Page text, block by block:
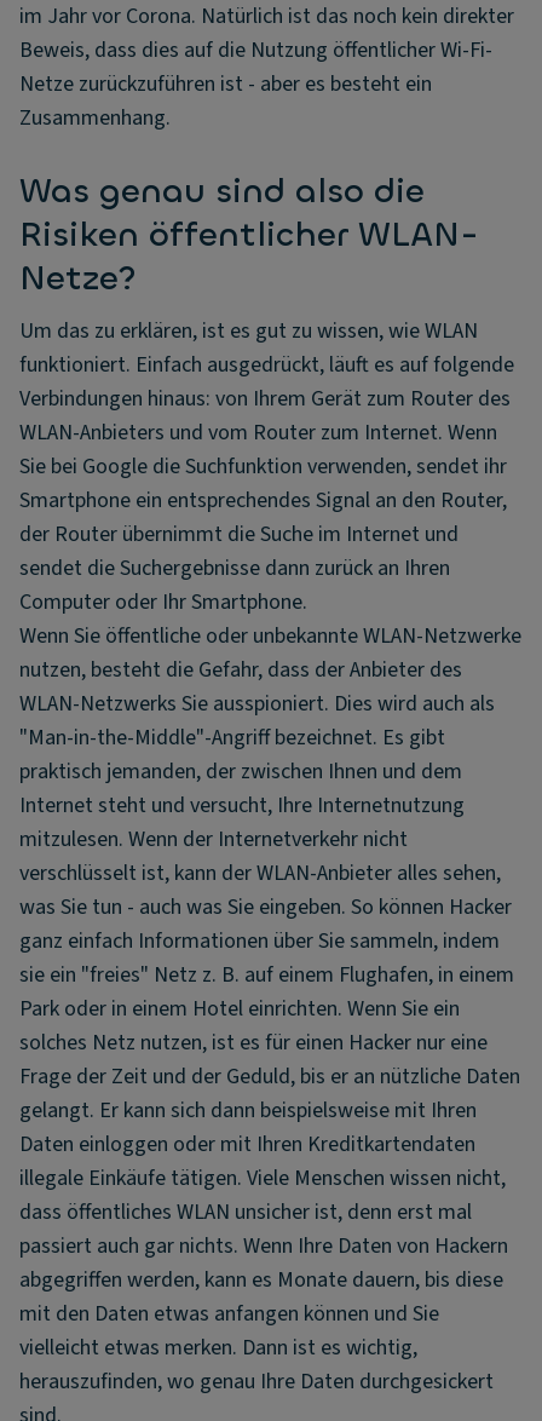
im Jahr vor Corona. Natürlich ist das noch kein direkter
Beweis, dass dies auf die Nutzung öffentlicher Wi-Fi-
Netze zurückzuführen ist - aber es besteht ein
Zusammenhang.
Was genau sind also die
Risiken öffentlicher WLAN-
Netze?
Um das zu erklären, ist es gut zu wissen, wie WLAN
funktioniert. Einfach ausgedrückt, läuft es auf folgende
Verbindungen hinaus: von Ihrem Gerät zum Router des
WLAN-Anbieters und vom Router zum Internet. Wenn
Sie bei Google die Suchfunktion verwenden, sendet ihr
Smartphone ein entsprechendes Signal an den Router,
der Router übernimmt die Suche im Internet und
sendet die Suchergebnisse dann zurück an Ihren
Computer oder Ihr Smartphone.
Wenn Sie öffentliche oder unbekannte WLAN-Netzwerke
nutzen, besteht die Gefahr, dass der Anbieter des
WLAN-Netzwerks Sie ausspioniert. Dies wird auch als
"Man-in-the-Middle"-Angriff bezeichnet. Es gibt
praktisch jemanden, der zwischen Ihnen und dem
Internet steht und versucht, Ihre Internetnutzung
mitzulesen. Wenn der Internetverkehr nicht
verschlüsselt ist, kann der WLAN-Anbieter alles sehen,
was Sie tun - auch was Sie eingeben. So können Hacker
ganz einfach Informationen über Sie sammeln, indem
sie ein "freies" Netz z. B. auf einem Flughafen, in einem
Park oder in einem Hotel einrichten. Wenn Sie ein
solches Netz nutzen, ist es für einen Hacker nur eine
Frage der Zeit und der Geduld, bis er an nützliche Daten
gelangt. Er kann sich dann beispielsweise mit Ihren
Daten einloggen oder mit Ihren Kreditkartendaten
illegale Einkäufe tätigen. Viele Menschen wissen nicht,
dass öffentliches WLAN unsicher ist, denn erst mal
passiert auch gar nichts. Wenn Ihre Daten von Hackern
abgegriffen werden, kann es Monate dauern, bis diese
mit den Daten etwas anfangen können und Sie
vielleicht etwas merken. Dann ist es wichtig,
herauszufinden, wo genau Ihre Daten durchgesickert